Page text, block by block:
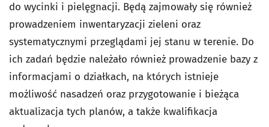
do wycinki i pielęgnacji. Będą zajmowały się również
prowadzeniem inwentaryzacji zieleni oraz
systematycznymi przeglądami jej stanu w terenie. Do
ich zadań będzie należało również prowadzenie bazy z
informacjami o działkach, na których istnieje
możliwość nasadzeń oraz przygotowanie i bieżąca
aktualizacja tych planów, a także kwalifikacja